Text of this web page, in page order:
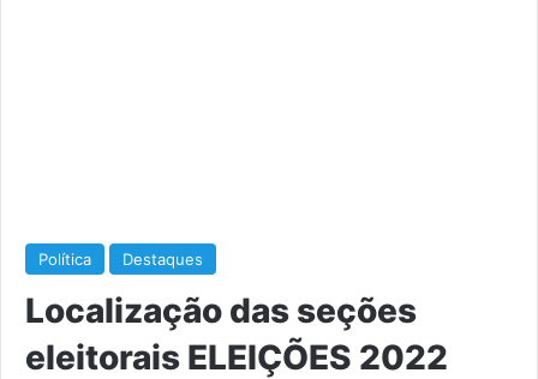
Política Destaques
Localização das seções
eleitorais ELEIÇÕES 2022